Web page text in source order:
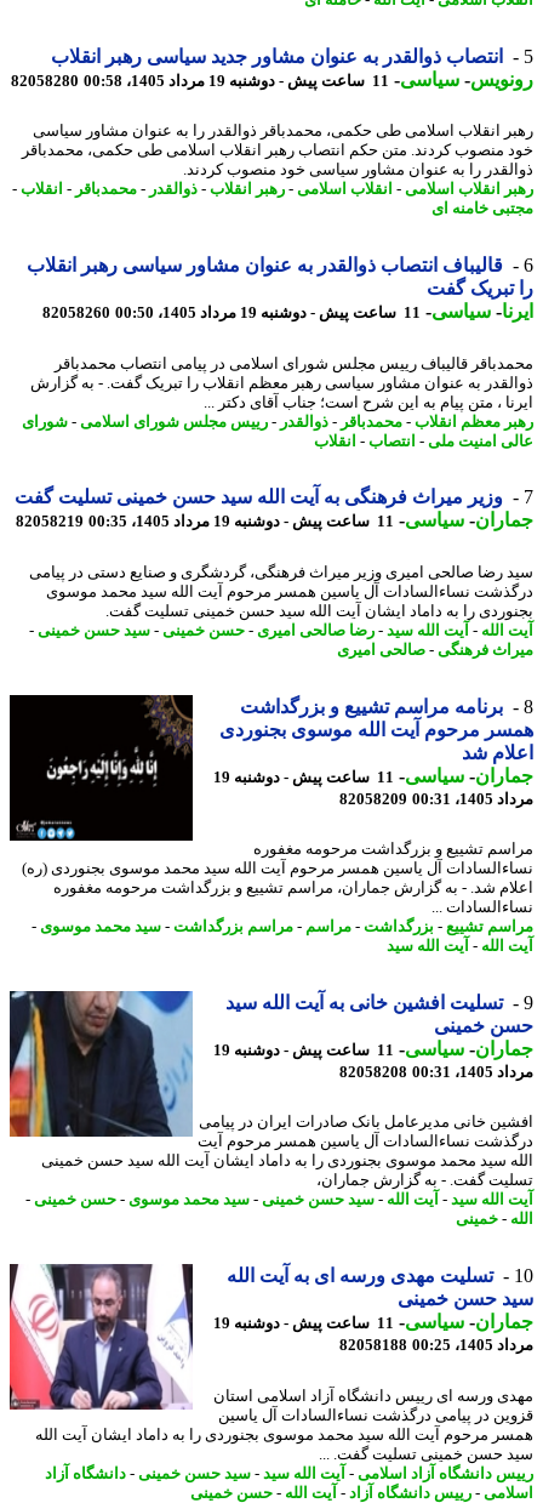
انتصاب ذوالقدر به عنوان مشاور جدید سیاسی رهبر انقلاب
-سیاسی-11 ساعت پیش - دوشنبه 19 مرداد 1405، 00:58 82058280
انقلاب اسلامی طی حکمی، محمدباقر ذوالقدر را به عنوان مشاور سیاسی
منصوب کردند. متن حکم انتصاب رهبر انقلاب اسلامی طی حکمی، محمدباقر
را به عنوان مشاور سیاسی خود منصوب کردند.
انقلاب اسلامی-انقلاب اسلامی-رهبر انقلاب-ذوالقدر -محمدباقر-انقلاب-
خامنه ای
قالیباف انتصاب ذوالقدر به عنوان مشاور سیاسی رهبر انقلاب
تبریک گفت
-سیاسی-11 ساعت پیش - دوشنبه 19 مرداد 1405، 00:50 82058260
قالیباف رییس مجلس شورای اسلامی در پیامی انتصاب محمدباقر
به عنوان مشاور سیاسی رهبر معظم انقلاب را تبریک گفت. - به گزارش
، متن پیام به این شرح است؛ جناب آقای دکتر ...
معظم انقلاب-محمدباقر-ذوالقدر -رییس مجلس شورای اسلامی-شورای
امنیت ملی -انتصاب-انقلاب
وزیر میراث فرهنگی به آیت الله سید حسن خمینی تسلیت گفت
- سیاسی-11 ساعت پیش - دوشنبه 19 مرداد 1405، 00:35 82058219
رضا صالحی امیری وزیر میراث فرهنگی، گردشگری و صنایع دستی در پیامی
نساءالسادات آل یاسین همسر مرحوم آیت الله سید محمد موسوی
را به داماد ایشان آیت الله سید حسن خمینی تسلیت گفت.
الله-آیت الله سید -رضا صالحی امیری- حسن خمینی-سید حسن خمینی-
فرهنگی-صالحی امیری
برنامه مراسم تشییع و بزرگداشت
مرحوم آیت الله موسوی بجنوردی
شد
- سیاسی-
11 ساعت پیش - دوشنبه 19
00:31
82058209
تشییع و بزرگداشت مرحومه مغفوره
آل یاسین همسر مرحوم آیت الله سید محمد موسوی بجنوردی (ره)
شد. - به گزارش جماران، مراسم تشییع و بزرگداشت مرحومه مغفوره
...
تشییع-بزرگداشت -مراسم -مراسم بزرگداشت -سید محمد موسوی-
الله-آیت الله سید
تسلیت افشین خانی به آیت الله سید
خمینی
- سیاسی-
11 ساعت پیش - دوشنبه 19
00:31
82058208
خانی مدیرعامل بانک صادرات ایران در پیامی
نساءالسادات آل یاسین همسر مرحوم آیت
سید محمد موسوی بجنوردی را به داماد ایشان آیت الله سید حسن خمینی
گفت. - به گزارش جماران،
الله سید -آیت الله-سید حسن خمینی-سید محمد موسوی-حسن خمینی-
-خمینی
تسلیت مهدی ورسه ای به آیت الله
حسن خمینی
- سیاسی-
11 ساعت پیش - دوشنبه 19
00:25
82058188
ورسه ای رییس دانشگاه آزاد اسلامی استان
در پیامی درگذشت نساءالسادات آل یاسین
مرحوم آیت الله سید محمد موسوی بجنوردی را به داماد ایشان آیت الله
حسن خمینی تسلیت گفت. ...
دانشگاه آزاد اسلامی-آیت الله سید -سید حسن خمینی-دانشگاه آزاد
-رییس دانشگاه آزاد- آیت الله-حسن خمینی